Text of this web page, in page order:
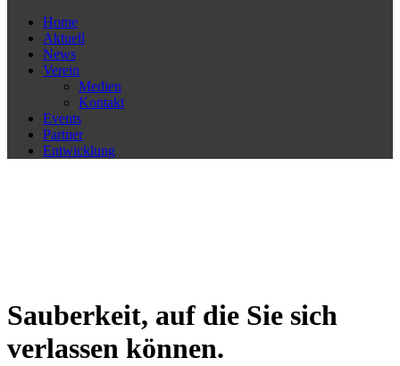
Home
Aktuell
News
Verein
Medien
Kontakt
Events
Partner
Entwicklung
Sauberkeit, auf die Sie sich
verlassen können.